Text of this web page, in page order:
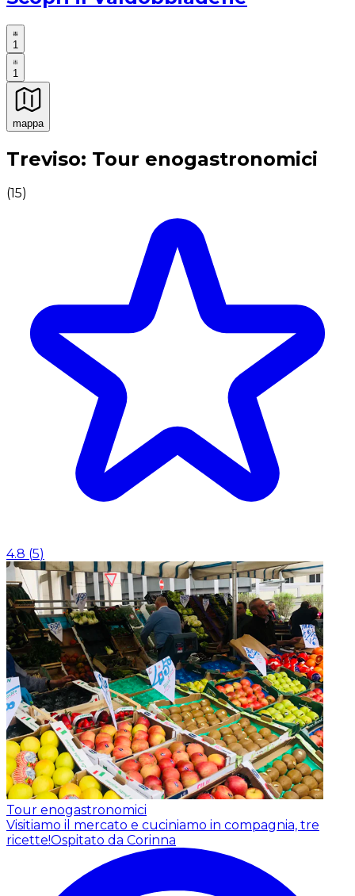
1
1
mappa
Esperienze culinarie indimenticabili: Esperienze
Treviso: Tour enogastronomici
(15)
4.8 (5)
Tour enogastronomici
Visitiamo il mercato e cuciniamo in compagnia, tre
ricette!Ospitato da Corinna